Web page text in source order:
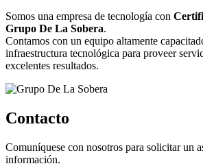
Somos una empresa de tecnología con
Grupo De La Sobera.
Contamos con un equipo altamente
infraestructura tecnológica para proveer
excelentes resultados.
Contacto
Comuníquese con nosotros para solicitar un
información.